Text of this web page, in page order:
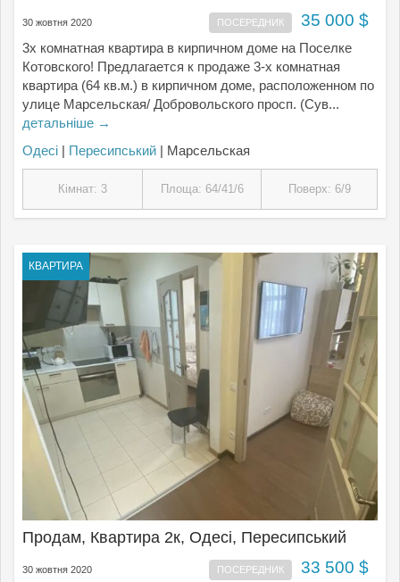
30 жовтня 2020 ПОСЕРЕДНИК 35 000 $
3х комнатная квартира в кирпичном доме на Поселке
Котовского! Предлагается к продаже 3-х комнатная
квартира (64 кв.м.) в кирпичном доме, расположенном по
улице Марсельская/ Добровольского просп. (Сув...
детальніше →
Одесі | Пересипський | Марсельская
Кімнат: 3 Площа: 64/41/6 Поверх: 6/9
КВАРТИРА
Продам, Квартира 2к, Одесі, Пересипський
30 жовтня 2020 ПОСЕРЕДНИК 33 500 $